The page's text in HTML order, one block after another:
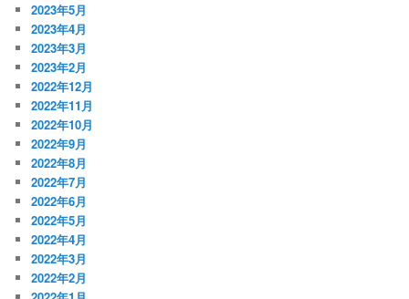
2023年5月
2023年4月
2023年3月
2023年2月
2022年12月
2022年11月
2022年10月
2022年9月
2022年8月
2022年7月
2022年6月
2022年5月
2022年4月
2022年3月
2022年2月